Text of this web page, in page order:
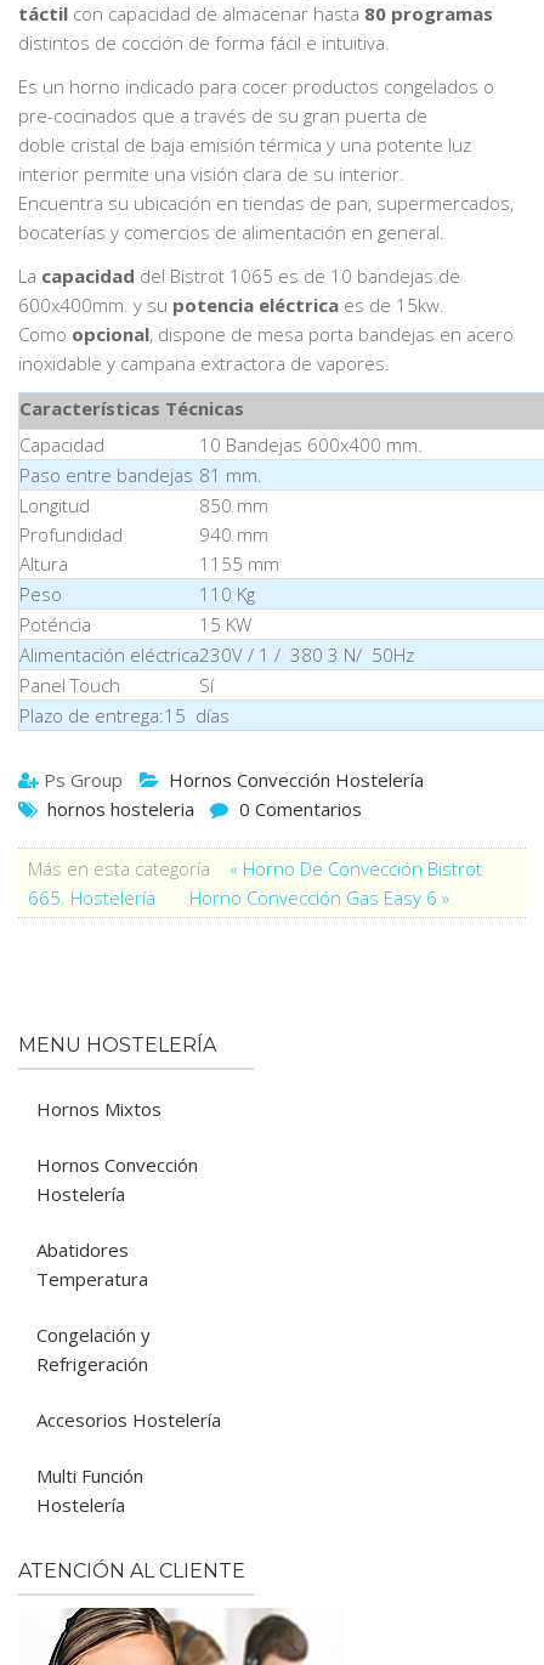
táctil con capacidad de almacenar hasta 80 programas
distintos de cocción de forma fácil e intuitiva.
Es un horno indicado para cocer productos congelados o
pre-cocinados que a través de su gran puerta de
doble cristal de baja emisión térmica y una potente luz
interior permite una visión clara de su interior.
Encuentra su ubicación en tiendas de pan, supermercados,
bocaterías y comercios de alimentación en general.
La capacidad del Bistrot 1065 es de 10 bandejas de
600x400mm. y su potencia eléctrica es de 15kw.
Como opcional, dispone de mesa porta bandejas en acero
inoxidable y campana extractora de vapores.
Características Técnicas
Capacidad
10 Bandejas 600x400 mm.
Paso entre bandejas 81 mm.
Longitud
Profundidad
Altura
850 mm
940 mm
1155 mm
Peso
110 Kg
Poténcia
15 KW
Alimentación eléctrica230V / 1 / 380 3 N/ 50Hz
Panel Touch
Sí
Plazo de entrega:15 días
Ps Group
Hornos Convección Hostelería
hornos hosteleria
0 Comentarios
Más en esta categoría
« Horno De Convección Bistrot
665. Hostelería
Horno Convección Gas Easy 6 »
MENU HOSTELERÍA
Hornos Mixtos
Hornos Convección
Hostelería
Abatidores
Temperatura
Congelación y
Refrigeración
Accesorios Hostelería
Multi Función
Hostelería
ATENCIÓN AL CLIENTE